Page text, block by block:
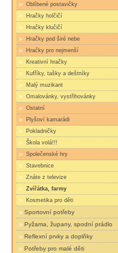
Oblíbené postavičky
Hračky holčičí
Hračky klučičí
Hračky pod širé nebe
Hračky pro nejmenší
Kreativní hračky
Kufříky, tašky a deštníky
Malý muzikant
Omalovánky, vystřihovánky
Ostatní
Plyšoví kamarádi
Pokladničky
Škola volá!!!
Společenské hry
Stavebnice
Znáte z televize
Zvířátka, farmy
Kosmetika pro děti
Sportovní potřeby
Pyžama, župany, spodní prádlo
Reflexní prvky a doplňky
Potřeby pro malé děti